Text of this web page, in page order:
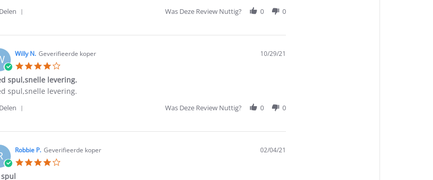
Delen
by
h.
on
30
Jan
2023
Was Deze Review Nuttig? 0 0
Willy N. Geverifieerde koper
rating
10/29/21
spul,snelle levering.
spul,snelle levering.
Delen
by
N.
on
29
Was Deze Review Nuttig? 0 0
Robbie P. Geverifieerde koper 02/04/21